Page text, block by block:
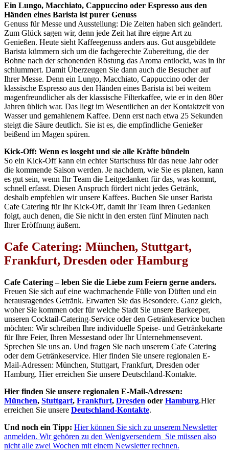
Ein Lungo, Macchiato, Cappuccino oder Espresso aus den
Händen eines Barista ist purer Genuss
Genuss für Messe und Ausstellung: Die Zeiten haben sich geändert.
Zum Glück sagen wir, denn jede Zeit hat ihre eigne Art zu
Genießen. Heute sieht Kaffeegenuss anders aus. Gut ausgebildete
Barista kümmern sich um die fachgerechte Zubereitung, die der
Bohne nach der schonenden Röstung das Aroma entlockt, was in ihr
schlummert. Damit Überzeugen Sie dann auch die Besucher auf
Ihrer Messe. Denn ein Lungo, Macchiato, Cappuccino oder der
klassische Espresso aus den Händen eines Barista ist bei weitem
magenfreundlicher als der klassische Filterkaffee, wie er in den 80er
Jahren üblich war. Das liegt im Wesentlichen an der Kontaktzeit von
Wasser und gemahlenem Kaffee. Denn erst nach etwa 25 Sekunden
steigt die Säure deutlich. Sie ist es, die empfindliche Genießer
beißend im Magen spüren.
Kick-Off: Wenn es losgeht und sie alle Kräfte bündeln
So ein Kick-Off kann ein echter Startschuss für das neue Jahr oder
die kommende Saison werden. Je nachdem, wie Sie es planen, kann
es gut sein, wenn Ihr Team die Leitgedanken für das, was kommt,
schnell erfasst. Diesen Anspruch fördert nicht jedes Getränk,
deshalb empfehlen wir unsere Kaffees. Buchen Sie unser Barista
Cafe Catering für Ihr Kick-Off, damit Ihr Team Ihren Gedanken
folgt, auch denen, die Sie nicht in den ersten fünf Minuten nach
Ihrer Eröffnung äußern.
Cafe Catering: München, Stuttgart,
Frankfurt, Dresden oder Hamburg
Cafe Catering – leben Sie die Liebe zum Feiern gerne anders.
Freuen Sie sich auf eine wachmachende Fülle von Düften und ein
herausragendes Getränk. Erwarten Sie das Besondere. Ganz gleich,
woher Sie kommen oder für welche Stadt Sie unsere Barkeeper,
unseren Cocktail-Catering-Service oder den Getränkeservice buchen
möchten: Wir schreiben Ihre individuelle Speise- und Getränkekarte
für Ihre Feier, Ihren Messestand oder Ihr Unternehmensevent.
Sprechen Sie uns an. Und fragen Sie nach unserem Cafe Catering
oder dem Getränkeservice. Hier finden Sie unsere regionalen E-
Mail-Adressen: München, Stuttgart, Frankfurt, Dresden oder
Hamburg. Hier erreichen Sie unsere Deutschland-Kontakte.
Hier finden Sie unsere regionalen E-Mail-Adressen:
München, Stuttgart, Frankfurt, Dresden oder Hamburg.Hier
erreichen Sie unsere Deutschland-Kontakte.
Und noch ein Tipp: Hier können Sie sich zu unserem Newsletter
anmelden. Wir gehören zu den Wenigversendern Sie müssen also
nicht alle zwei Wochen mit einem Newsletter rechnen.